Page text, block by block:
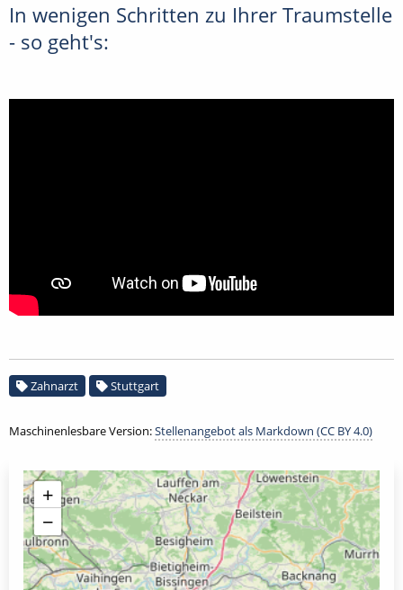
In wenigen Schritten zu Ihrer Traumstelle
- so geht's:
Zahnarzt Stuttgart
Maschinenlesbare Version:Stellenangebot als Markdown (CC BY 4.0)
+
−